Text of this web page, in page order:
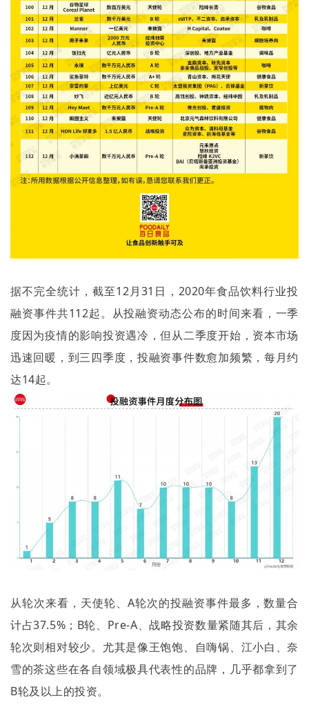
据不完全统计，截至12月31 日， 2020年食品饮料行业投
融资事件共112起。从投融资动态公布的时间来看，一季
度因为疫情的影响投资遇冷，但从二季度开始，资本市场
迅速回暖，到三四季度，投融资事件数愈加频繁，每月约
达14起。
从轮次来看，天使轮、 A轮次的投融资事件最多，数量合
计占37.5% ； B轮、 Pre-A、战略投资数量紧随其后，其余
轮次则相对较少。尤其是像王饱饱、自嗨锅、江小白、奈
雪的茶这些在各自领域极具代表性的品牌，几乎都拿到了
B轮及以上的投资。